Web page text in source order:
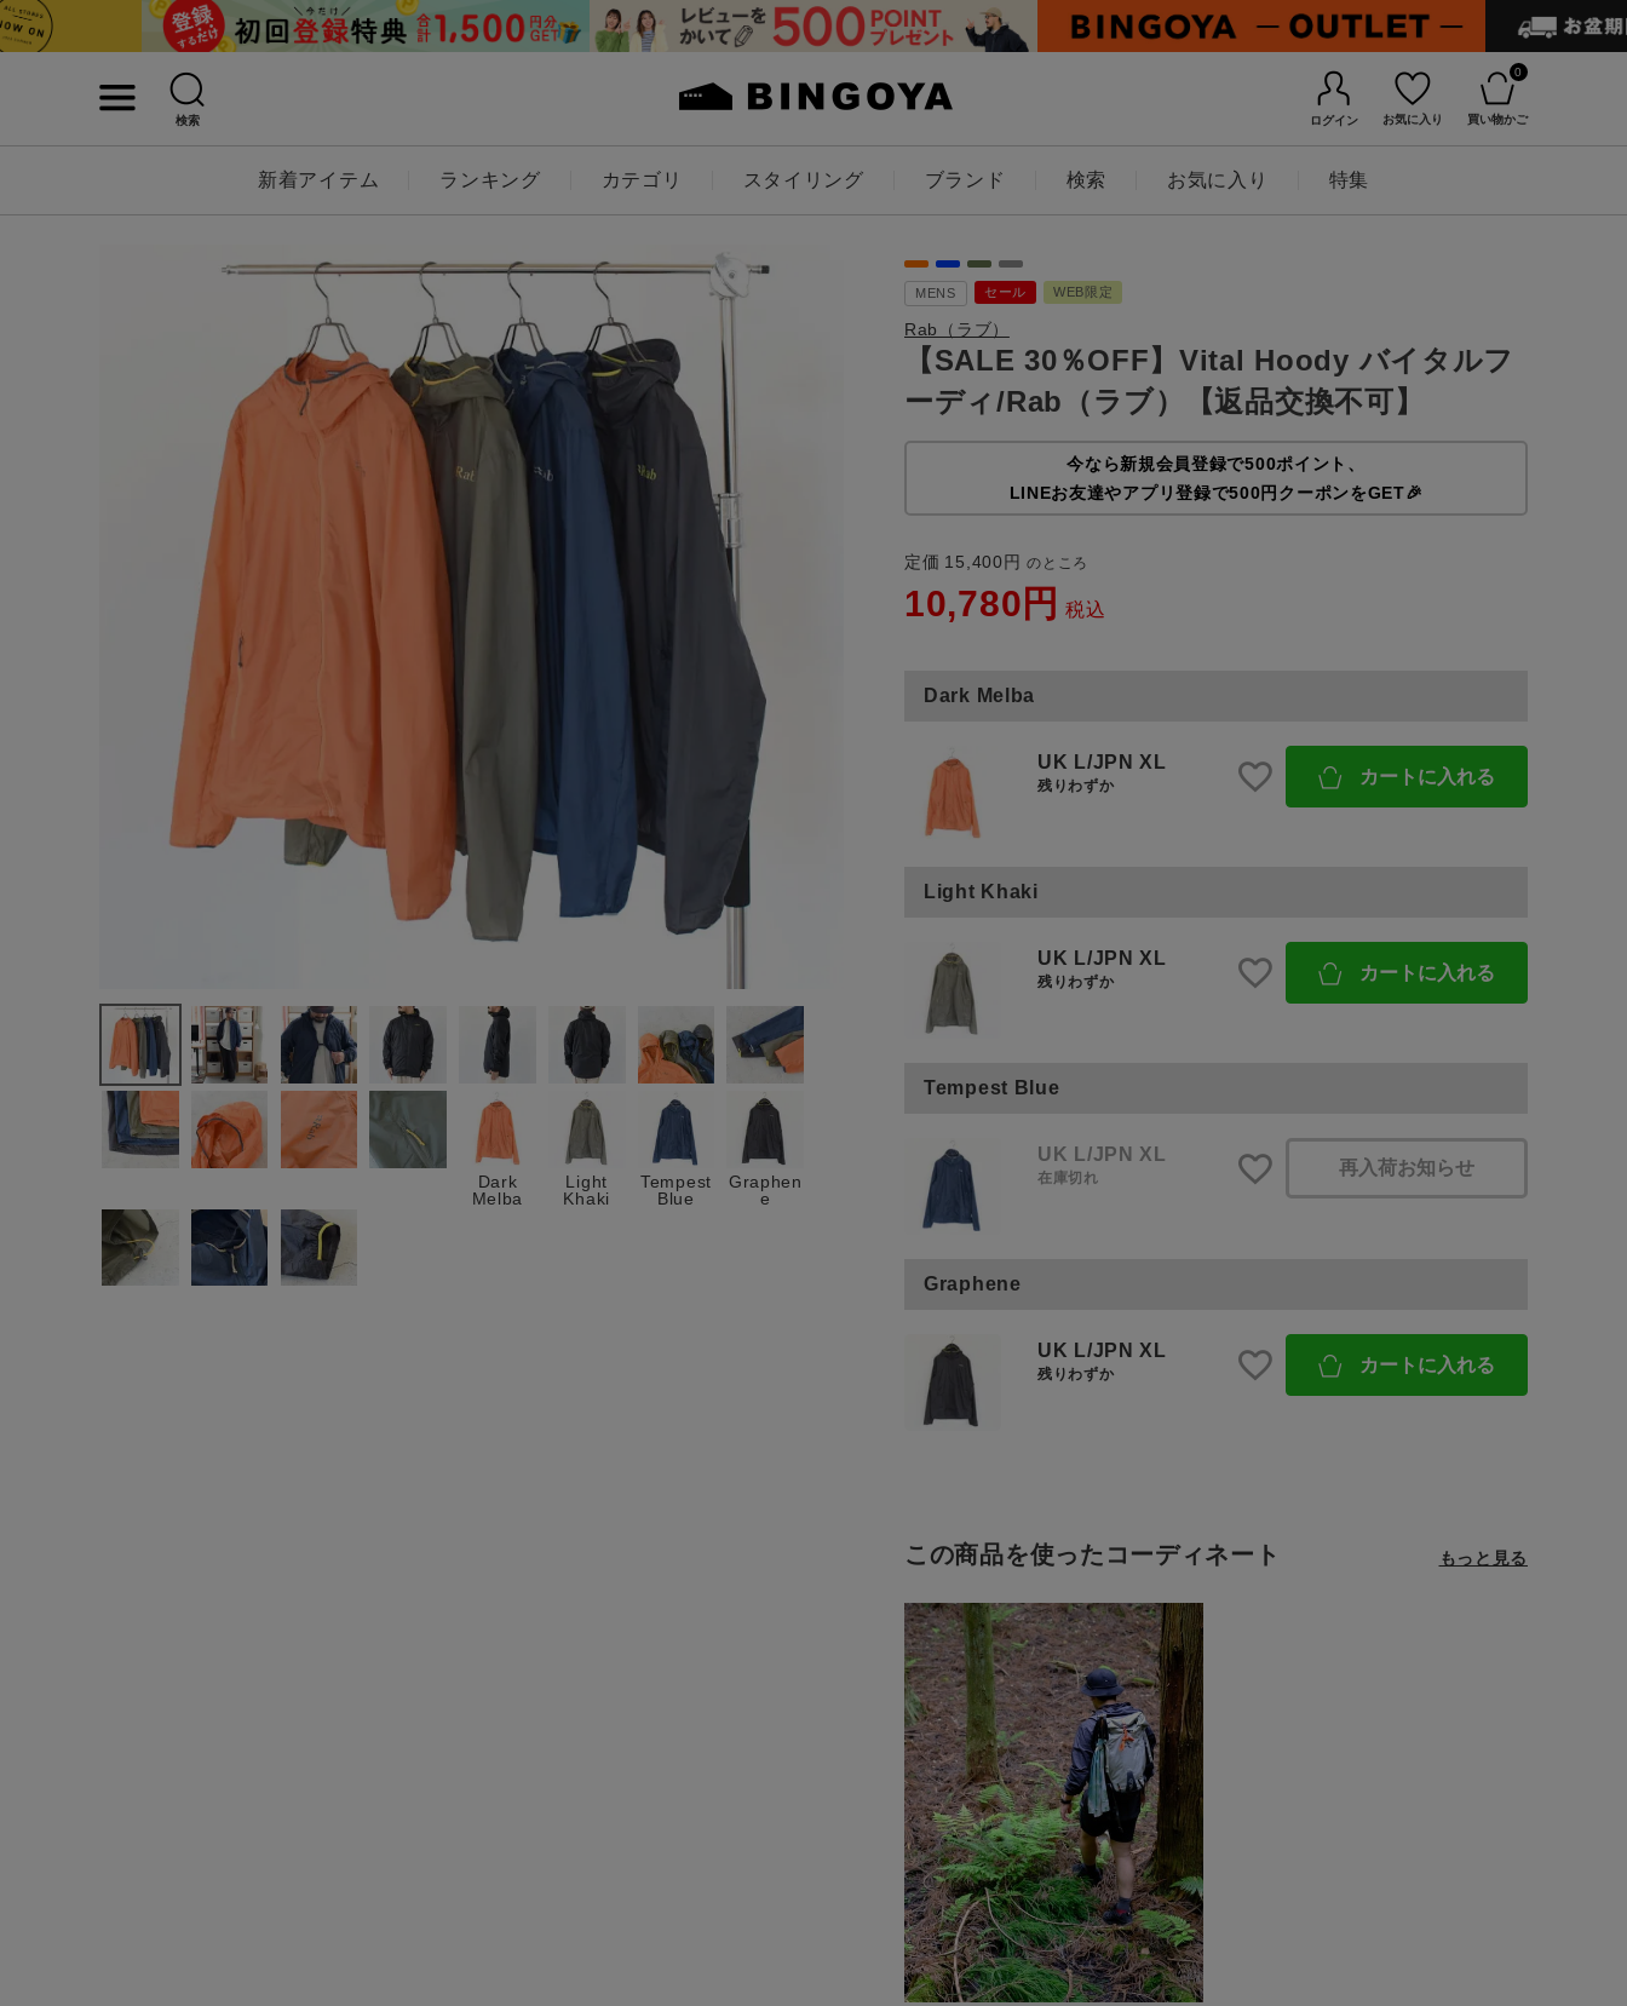
検索 ログイン お気に入り
0
買い物かご
新着アイテム ランキング カテゴリ スタイリング ブランド 検索 お気に入り 特集
ログイン / マイページ
お気に入りアイテム
注文履歴
アイテムを探す
条件絞り込み検索
カテゴリから探す
スタイリングから探す
履き比べ可能商品から探す
会社概要
お知らせ・ご利用ガイド
お知らせ
ご利用ガイド
ギフトラッピング
BINGOYA
性別
MENS LADIES KIDS
カテゴリ ～
商品タイプ
セール価格
この条件で絞り込む
Dark
Melba
Light
Khaki
Tempest
Blue
Graphen
e
MENS セール WEB限定
Rab（ラブ）
【SALE 30％OFF】Vital Hoody バイタルフ
ーディ/Rab（ラブ）【返品交換不可】
今なら新規会員登録で500ポイント、
LINEお友達やアプリ登録で500円クーポンをGET🎉
定価 15,400 のところ
10,780 税込
Dark Melba
UK L/JPN XL
残りわずか カートに入れる
Light Khaki
UK L/JPN XL
残りわずか カートに入れる
Tempest Blue
UK L/JPN XL
在庫切れ 再入荷お知らせ
Graphene
UK L/JPN XL
残りわずか カートに入れる
この商品を使ったコーディネート もっと見る